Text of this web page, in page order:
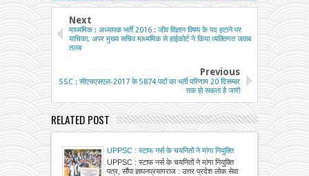
Next
माध्यमिक : अध्यापक भर्ती 2016 : जीव विज्ञान विषय के पद हटाने पर
याचिका, अपर मुख्य सचिव माध्यमिक से हाईकोर्ट ने किया व्यक्तिगत जवाब
तलब
Previous
SSC : सीएचएसएल-2017 के 5874 पदों का भर्ती परिणाम 20 दिसम्बर
तक हो सकता है जारी
RELATED POST
UPPSC : स्टाफ नर्स के चयनितों ने मांगा नियुक्ति
पत्र, सौंपा ज्ञापन
UPPSC : स्टाफ नर्स के चयनितों ने मांगा नियुक्ति
पत्र, सौंपा ज्ञापनप्रयागराज : उत्तर प्रदेश लोक सेवा